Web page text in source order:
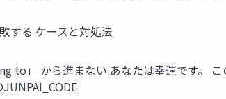
する ケースと対処法
to」 から進まない あなたは幸運です。